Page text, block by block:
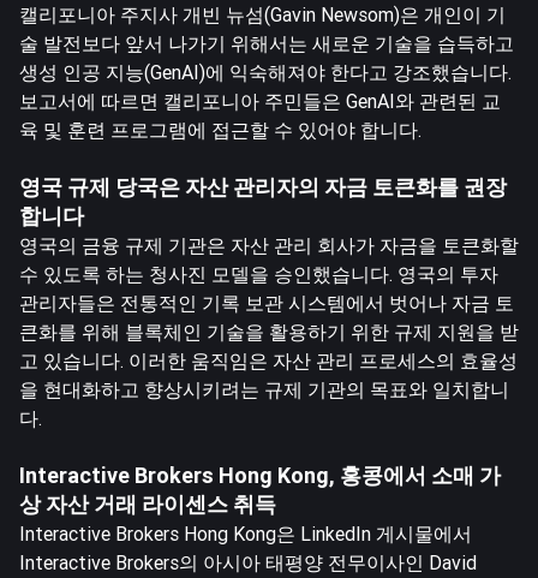
캘리포니아 주지사 개빈 뉴섬(Gavin Newsom)은 개인이 기
술 발전보다 앞서 나가기 위해서는 새로운 기술을 습득하고
생성 인공 지능(GenAI)에 익숙해져야 한다고 강조했습니다.
보고서에 따르면 캘리포니아 주민들은 GenAI와 관련된 교
육 및 훈련 프로그램에 접근할 수 있어야 합니다.
영국 규제 당국은 자산 관리자의 자금 토큰화를 권장
합니다
영국의 금융 규제 기관은 자산 관리 회사가 자금을 토큰화할
수 있도록 하는 청사진 모델을 승인했습니다. 영국의 투자
관리자들은 전통적인 기록 보관 시스템에서 벗어나 자금 토
큰화를 위해 블록체인 기술을 활용하기 위한 규제 지원을 받
고 있습니다. 이러한 움직임은 자산 관리 프로세스의 효율성
을 현대화하고 향상시키려는 규제 기관의 목표와 일치합니
다.
Interactive Brokers Hong Kong, 홍콩에서 소매 가
상 자산 거래 라이센스 취득
Interactive Brokers Hong Kong은 LinkedIn 게시물에서
Interactive Brokers의 아시아 태평양 전무이사인 David